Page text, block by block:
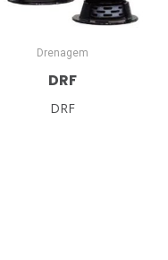
Drenagem
DRF
DRF